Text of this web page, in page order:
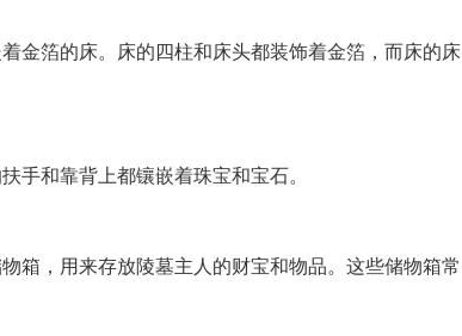
金箔的床。床的四柱和床头都装饰着金箔，而床的床
手和靠背上都镶嵌着珠宝和宝石。
箱，用来存放陵墓主人的财宝和物品。这些储物箱常